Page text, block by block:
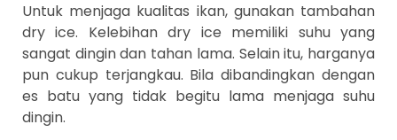
Untuk menjaga kualitas ikan, gunakan tambahan
dry ice. Kelebihan dry ice memiliki suhu yang
sangat dingin dan tahan lama. Selain itu, harganya
pun cukup terjangkau. Bila dibandingkan dengan
es batu yang tidak begitu lama menjaga suhu
dingin.